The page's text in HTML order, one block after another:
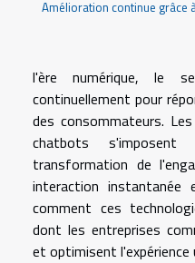
Amélioration continue grâce
l'ère numérique, le
continuellement pour
des consommateurs.
chatbots
transformation de
interaction instantanée
comment ces
dont les entreprises
et optimisent l'expérience